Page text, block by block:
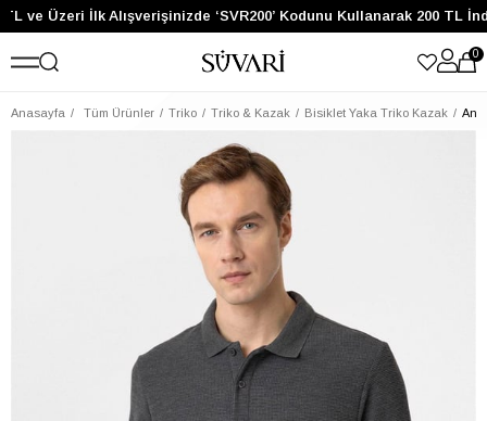
ve Üzeri İlk Alışverişinizde ‘SVR200’ Kodunu Kullanarak 200 TL
0
Anasayfa Tüm Ürünler Triko Triko & Kazak Bisiklet Yaka Triko Kazak